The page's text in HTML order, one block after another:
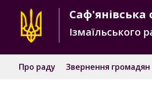
Саф'янівська
Ізмаїльського
Про раду Звернення громадян